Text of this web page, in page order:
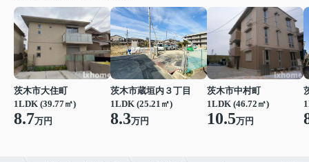
茨木市大住町
1LDK (39.77㎡)
8.7万円
茨木市蔵垣内３丁目
1LDK (25.21㎡)
8.3万円
茨木市中村町
1LDK (46.72㎡)
10.5万円